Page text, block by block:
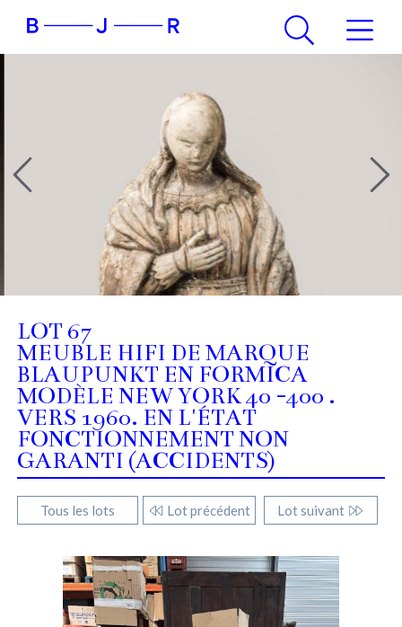
LOT 67
MEUBLE HIFI DE MARQUE
BLAUPUNKT EN FORMICA
MODÈLE NEW YORK 40 -400 .
VERS 1960. EN L'ÉTAT
FONCTIONNEMENT NON
GARANTI (ACCIDENTS)
Tous les lots Lot précédent Lot suivant